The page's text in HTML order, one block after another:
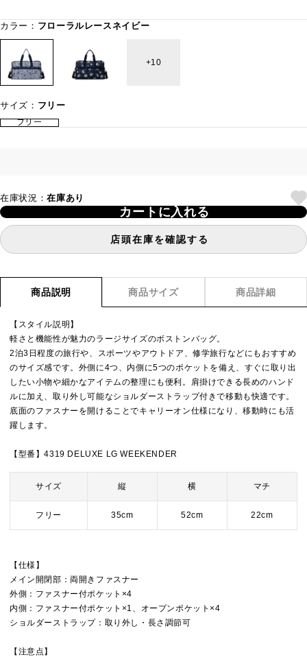
カラー： フローラルレースネイビー
10
サイズ： フリー
フリー
在庫状況：在庫あり
カートに入れる
店頭在庫を確認する
商品説明 商品サイズ 商品詳細
【スタイル説明】
軽さと機能性が魅力のラージサイズのボストンバッグ。
2泊3日程度の旅行や、スポーツやアウトドア、修学旅行などにもおすすめ
のサイズ感です。外側に4つ、内側に5つのポケットを備え、すぐに取り出
したい小物や細かなアイテムの整理にも便利。肩掛けできる長めのハンド
ルに加え、取り外し可能なショルダーストラップ付きで移動も快適です。
底面のファスナーを開けることでキャリーオン仕様になり、移動時にも活
躍します。
【型番】4319 DELUXE LG WEEKENDER
サイズ 縦 横 マチ
フリー 35cm 52cm 22cm
【仕様】
メイン開閉部：両開きファスナー
外側：ファスナー付ポケット×4
内側：ファスナー付ポケット×1、オープンポケット×4
ショルダーストラップ：取り外し・長さ調節可
【注意点】